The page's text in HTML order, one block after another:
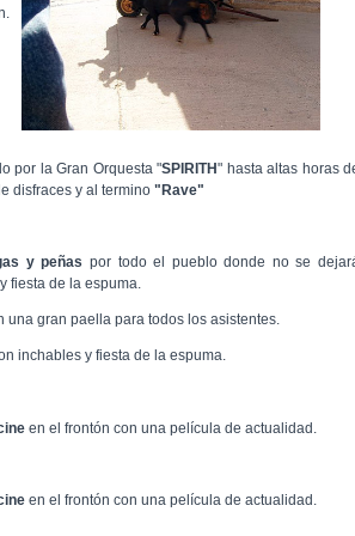
por la Gran Orquesta "SPIRITH" hasta altas horas
disfraces y al termino "Rave"
y peñas por todo el pueblo donde no se
fiesta de la espuma.
una gran paella para todos los asistentes.
inchables y fiesta de la espuma.
en el frontón con una película de actualidad.
en el frontón con una película de actualidad.